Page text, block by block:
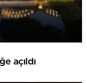
açıldı